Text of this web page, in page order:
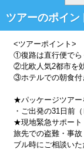
ツアーのポイン
<ツアーポイント>
①復路は直行便でら
②北欧人気2都市を
③ホテルでの朝食付
★パッケージツアー
・ご出発の31日前
★現地緊急サポート
旅先での盗難・事
ブル時にご相談いた